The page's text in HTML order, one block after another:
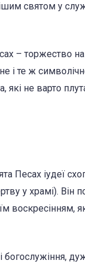
святом у
– торжество
і те ж
які не варто
Песах іудеї
у храмі). Він
воскресінням,
богослужіння,